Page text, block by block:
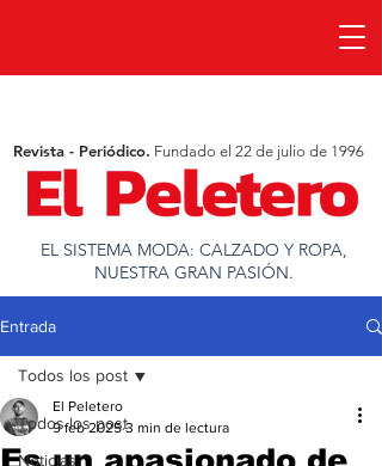
EL SISTEMA MODA: CALZADO Y ROPA,
NUESTRA GRAN PASIÓN.
Revista - Periódico. Fundado el 22 de julio de 1996
Entrada
Todos los post
Noticias
Todos los post
El Peletero
9 feb 2025 3 min de lectura